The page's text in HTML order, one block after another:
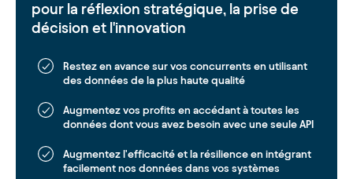
pour la réflexion stratégique, la prise de
décision et l'innovation
Restez en avance sur vos concurrents en utilisant
des données de la plus haute qualité
Augmentez vos profits en accédant à toutes les
données dont vous avez besoin avec une seule API
Augmentez l'efficacité et la résilience en intégrant
facilement nos données dans vos systèmes